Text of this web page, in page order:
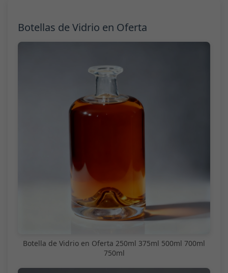
Botellas de Vidrio en Oferta
Botella de Vidrio en Oferta 250ml 375ml 500ml 700ml
750ml